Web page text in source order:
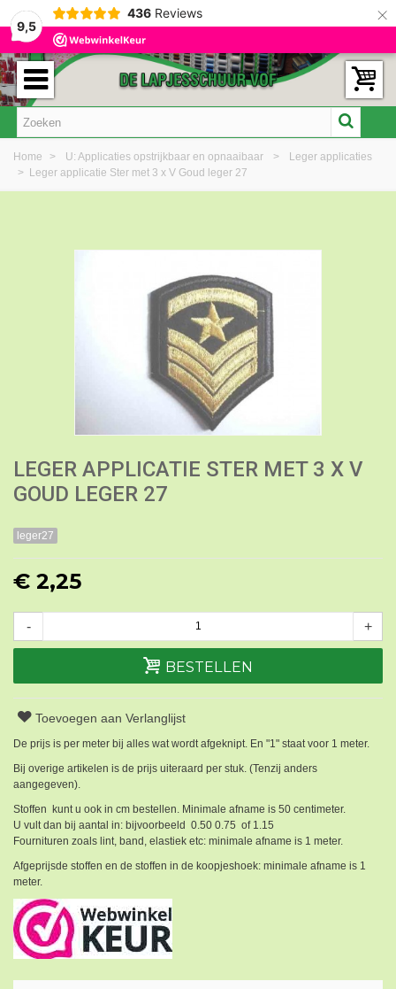
9,5
436 Reviews ×
Home > U: Applicaties opstrijkbaar en opnaaibaar >
Leger applicaties
> Leger applicatie Ster met 3 x V Goud leger 27
LEGER APPLICATIE STER MET 3 X V
GOUD LEGER 27
leger27
€ 2,25
- +
BESTELLEN
Toevoegen aan Verlanglijst
De prijs is per meter bij alles wat wordt afgeknipt. En "1" staat voor 1 meter.
Bij overige artikelen is de prijs uiteraard per stuk. (Tenzij anders
aangegeven).
Stoffen kunt u ook in cm bestellen. Minimale afname is 50 centimeter.
U vult dan bij aantal in: bijvoorbeeld 0.50 0.75 of 1.15
Fournituren zoals lint, band, elastiek etc: minimale afname is 1 meter.
Afgeprijsde stoffen en de stoffen in de koopjeshoek: minimale afname is 1
meter.